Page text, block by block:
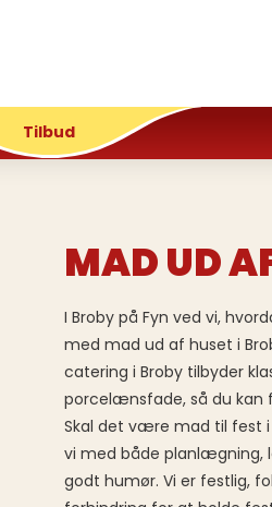
Tilbud
MAD UD
I Broby på Fyn ved vi,
med mad ud af huset i
catering i Broby tilbyder
porcelænsfade, så du kan
Skal det være mad til fest
vi med både planlægning,
godt humør. Vi er festlig,